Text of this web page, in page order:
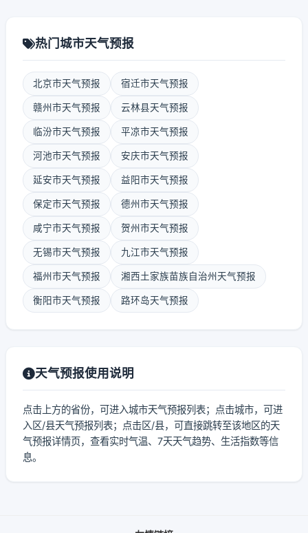
热门城市天气预报
北京市天气预报 宿迁市天气预报
赣州市天气预报 云林县天气预报
临汾市天气预报 平凉市天气预报
河池市天气预报 安庆市天气预报
延安市天气预报 益阳市天气预报
保定市天气预报 德州市天气预报
咸宁市天气预报 贺州市天气预报
无锡市天气预报 九江市天气预报
福州市天气预报 湘西土家族苗族自治州天气预报
衡阳市天气预报 路环岛天气预报
天气预报使用说明
点击上方的省份，可进入城市天气预报列表；点击城市，可进
入区/县天气预报列表；点击区/县，可直接跳转至该地区的天
气预报详情页，查看实时气温、7天天气趋势、生活指数等信
息。